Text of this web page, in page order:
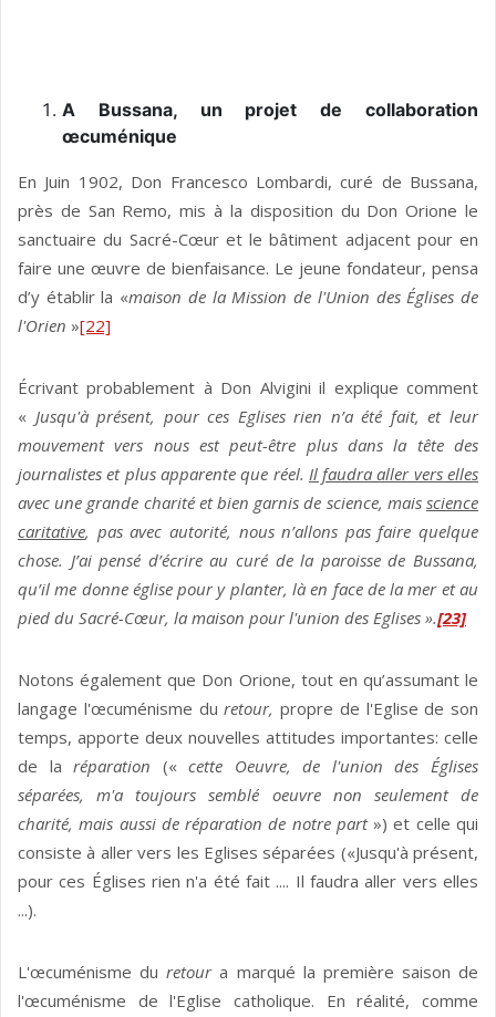
A Bussana, un projet de collaboration
œcuménique
En Juin 1902, Don Francesco Lombardi, curé de Bussana,
près de San Remo, mis à la disposition du Don Orione le
sanctuaire du Sacré-Cœur et le bâtiment adjacent pour en
faire une œuvre de bienfaisance. Le jeune fondateur, pensa
d’y établir la «maison de la Mission de l'Union des Églises de
l'Orien »[22]
Écrivant probablement à Don Alvigini il explique comment
« Jusqu'à présent, pour ces Eglises rien n’a été fait, et leur
mouvement vers nous est peut-être plus dans la tête des
journalistes et plus apparente que réel. Il faudra aller vers elles
avec une grande charité et bien garnis de science, mais science
caritative, pas avec autorité, nous n’allons pas faire quelque
chose. J’ai pensé d’écrire au curé de la paroisse de Bussana,
qu’il me donne église pour y planter, là en face de la mer et au
pied du Sacré-Cœur, la maison pour l'union des Eglises ».[23]
Notons également que Don Orione, tout en qu’assumant le
langage l'œcuménisme duretour, propre de l'Eglise de son
temps, apporte deux nouvelles attitudes importantes: celle
de laréparation («cette Oeuvre, de l'union des Églises
séparées, m'a toujours semblé oeuvre non seulement de
charité, mais aussi de réparation de notre part») et celle qui
consiste à aller vers les Eglises séparées («Jusqu'à présent,
pour ces Églises rien n'a été fait .... Il faudra aller vers elles
...).
L'œcuménisme duretoura marqué la première saison de
l'œcuménisme de l'Eglise catholique. En réalité, comme